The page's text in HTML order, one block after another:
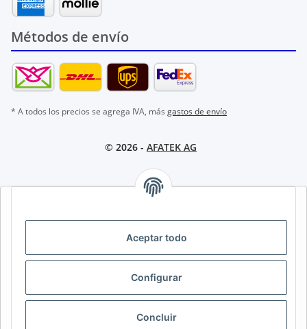
Aceptar todo
Configurar
Concluir
Métodos de envío
* A todos los precios se agrega IVA, más gastos de envío
© 2026 - AFATEK AG
SELECT REGION & LANGUAGE | CHOISIR LA RÉGION ET LA
DE AT CH (DE) CH (FR)
BE (NL)